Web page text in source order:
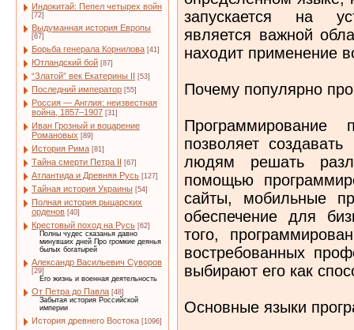
Индокитай: Пепел четырех войн
[72]
Выдуманная история Европы
[67]
Борьба генерала Корнилова [41]
Ютландский бой [87]
“Златой” век Екатерины II [53]
Последний император [55]
Россия — Англия: неизвестная
война, 1857–1907 [31]
Иван Грозный и воцарение
Романовых [89]
История Рима [81]
Тайна смерти Петра II [67]
Атлантида и Древняя Русь [127]
Тайная история Украины [54]
Полная история рыцарских
орденов [40]
Крестовый поход на Русь [62]
Полны чудес сказанья давно
минувших дней Про громкие деянья
былых богатырей
Александр Васильевич Суворов
[29]
Его жизнь и военная деятельность
От Петра до Павла [48]
Забытая история Российской
империи
История древнего Востока [1096]
запускается на
является важной
находит применение
Почему популярно
позволяет
людям решать
помощью
сайты, мобильные
обеспечение для
того,
востребованных
выбирают его как
Основные языки